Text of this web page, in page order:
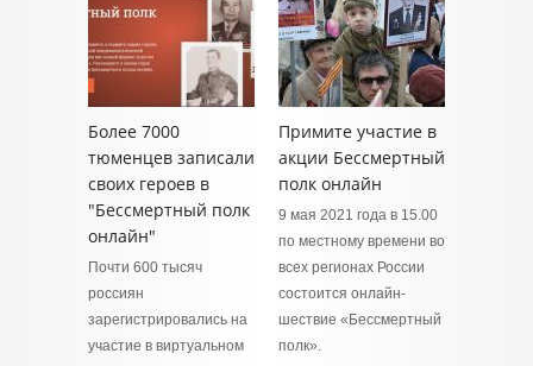
Более 7000
тюменцев записали
своих героев в
"Бессмертный полк
онлайн"
Почти 600 тысяч
россиян
зарегистрировались на
участие в виртуальном
Примите участие в
акции Бессмертный
полк онлайн
9 мая 2021 года в 15.00
по местному времени во
всех регионах России
состоится онлайн-
шествие «Бессмертный
полк».